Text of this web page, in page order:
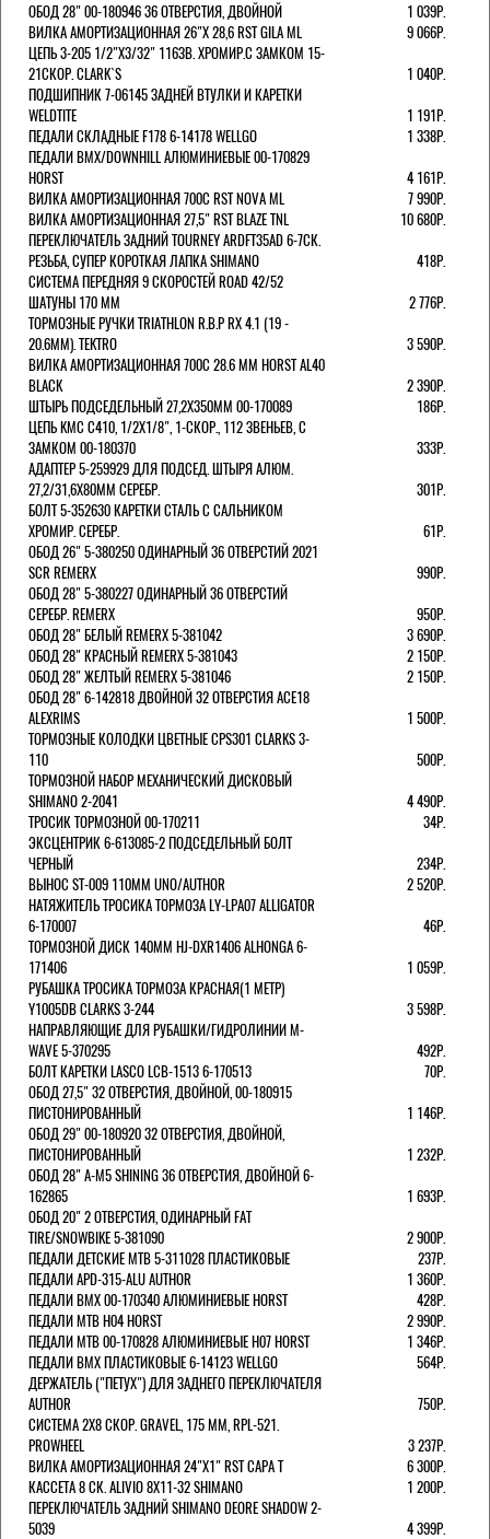
ОБОД 28" 00-180946 36 ОТВЕРСТИЯ, ДВОЙНОЙ
1 039Р.
ВИЛКА АМОРТИЗАЦИОННАЯ 26"Х 28,6 RST GILA ML
9 066Р.
ЦЕПЬ 3-205 1/2"X3/32" 116ЗВ. ХРОМИР.С ЗАМКОМ 15-
21СКОР. CLARK`S
1 040Р.
ПОДШИПНИК 7-06145 ЗАДНЕЙ ВТУЛКИ И КАРЕТКИ
WELDTITE
1 191Р.
ПЕДАЛИ СКЛАДНЫЕ F178 6-14178 WELLGO
1 338Р.
ПЕДАЛИ BMX/DOWNHILL АЛЮМИНИЕВЫЕ 00-170829
HORST
4 161Р.
ВИЛКА АМОРТИЗАЦИОННАЯ 700С RST NOVA ML
7 990Р.
ВИЛКА АМОРТИЗАЦИОННАЯ 27,5" RST BLAZE TNL
10 680Р.
ПЕРЕКЛЮЧАТЕЛЬ ЗАДНИЙ TOURNEY ARDFT35AD 6-7СК.
РЕЗЬБА, СУПЕР КОРОТКАЯ ЛАПКА SHIMANO
418Р.
СИСТЕМА ПЕРЕДНЯЯ 9 СКОРОСТЕЙ ROAD 42/52
ШАТУНЫ 170 ММ
2 776Р.
ТОРМОЗНЫЕ РУЧКИ TRIATHLON R.B.P RX 4.1 (19 -
20.6ММ). TEKTRO
3 590Р.
ВИЛКА АМОРТИЗАЦИОННАЯ 700C 28.6 ММ HORST AL40
BLACK
2 390Р.
ШТЫРЬ ПОДСЕДЕЛЬНЫЙ 27,2Х350ММ 00-170089
186Р.
ЦЕПЬ KMC C410, 1/2Х1/8", 1-СКОР., 112 ЗВЕНЬЕВ, С
ЗАМКОМ 00-180370
333Р.
АДАПТЕР 5-259929 ДЛЯ ПОДСЕД. ШТЫРЯ АЛЮМ.
27,2/31,6Х80ММ СЕРЕБР.
301Р.
БОЛТ 5-352630 КАРЕТКИ СТАЛЬ С САЛЬНИКОМ
ХРОМИР. СЕРЕБР.
61Р.
ОБОД 26" 5-380250 ОДИНАРНЫЙ 36 ОТВЕРСТИЙ 2021
SCR REMERX
990Р.
ОБОД 28" 5-380227 ОДИНАРНЫЙ 36 ОТВЕРСТИЙ
СЕРЕБР. REMERX
950Р.
ОБОД 28" БЕЛЫЙ REMERX 5-381042
3 690Р.
ОБОД 28" КРАСНЫЙ REMERX 5-381043
2 150Р.
ОБОД 28" ЖЕЛТЫЙ REMERX 5-381046
2 150Р.
ОБОД 28" 6-142818 ДВОЙНОЙ 32 ОТВЕРСТИЯ ACE18
ALEXRIMS
1 500Р.
ТОРМОЗНЫЕ КОЛОДКИ ЦВЕТНЫЕ CPS301 CLARKS 3-
110
500Р.
ТОРМОЗНОЙ НАБОР МЕХАНИЧЕСКИЙ ДИСКОВЫЙ
SHIMANO 2-2041
4 490Р.
ТРОСИК ТОРМОЗНОЙ 00-170211
34Р.
ЭКСЦЕНТРИК 6-613085-2 ПОДСЕДЕЛЬНЫЙ БОЛТ
ЧЕРНЫЙ
234Р.
ВЫНОС ST-009 110ММ UNO/AUTHOR
2 520Р.
НАТЯЖИТЕЛЬ ТРОСИКА ТОРМОЗА LY-LPA07 ALLIGATOR
6-170007
46Р.
ТОРМОЗНОЙ ДИСК 140ММ HJ-DXR1406 ALHONGA 6-
171406
1 059Р.
РУБАШКА ТРОСИКА ТОРМОЗА КРАСНАЯ(1 МЕТР)
Y1005DB CLARKS 3-244
3 598Р.
НАПРАВЛЯЮЩИЕ ДЛЯ РУБАШКИ/ГИДРОЛИНИИ M-
WAVE 5-370295
492Р.
БОЛТ КАРЕТКИ LASCO LCB-1513 6-170513
70Р.
ОБОД 27,5" 32 ОТВЕРСТИЯ, ДВОЙНОЙ, 00-180915
ПИСТОНИРОВАННЫЙ
1 146Р.
ОБОД 29" 00-180920 32 ОТВЕРСТИЯ, ДВОЙНОЙ,
ПИСТОНИРОВАННЫЙ
1 232Р.
ОБОД 28" A-M5 SHINING 36 ОТВЕРСТИЯ, ДВОЙНОЙ 6-
162865
1 693Р.
ОБОД 20" 2 ОТВЕРСТИЯ, ОДИНАРНЫЙ FAT
TIRE/SNOWBIKE 5-381090
2 900Р.
ПЕДАЛИ ДЕТСКИЕ MTB 5-311028 ПЛАСТИКОВЫЕ
237Р.
ПЕДАЛИ APD-315-ALU AUTHOR
1 360Р.
ПЕДАЛИ BMX 00-170340 АЛЮМИНИЕВЫЕ HORST
428Р.
ПЕДАЛИ MTB H04 HORST
2 990Р.
ПЕДАЛИ MTB 00-170828 АЛЮМИНИЕВЫЕ H07 HORST
1 346Р.
ПЕДАЛИ BMX ПЛАСТИКОВЫЕ 6-14123 WELLGO
564Р.
ДЕРЖАТЕЛЬ ("ПЕТУХ") ДЛЯ ЗАДНЕГО ПЕРЕКЛЮЧАТЕЛЯ
AUTHOR
750Р.
СИСТЕМА 2Х8 СКОР. GRAVEL, 175 ММ, RPL-521.
PROWHEEL
3 237Р.
ВИЛКА АМОРТИЗАЦИОННАЯ 24"Х1" RST CAPA Т
6 300Р.
КАССЕТА 8 СК. ALIVIO 8Х11-32 SHIMANO
1 200Р.
ПЕРЕКЛЮЧАТЕЛЬ ЗАДНИЙ SHIMANO DEORE SHADOW 2-
5039
4 399Р.